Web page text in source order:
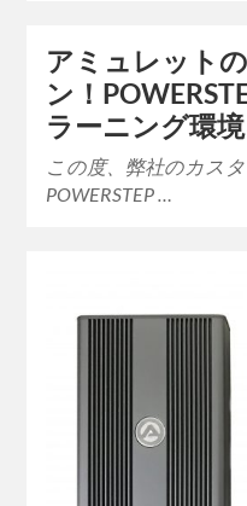
アミュレット
ン！
ラーニング環
この度、弊社のカス
POWERSTEP …